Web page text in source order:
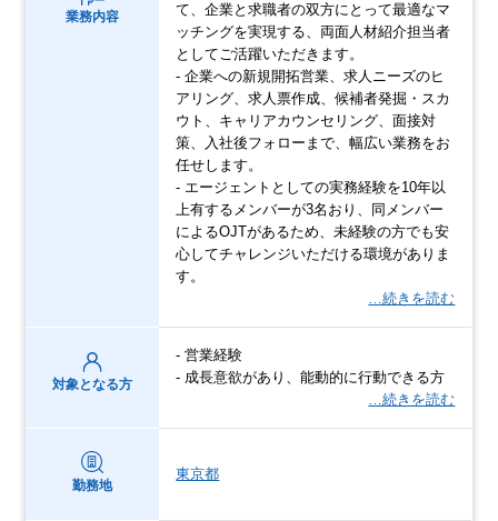
業務内容
て、企業と求職者の双方にとって最適なマ
ッチングを実現する、両面人材紹介担当者
としてご活躍いただきます。
- 企業への新規開拓営業、求人ニーズのヒ
アリング、求人票作成、候補者発掘・スカ
ウト、キャリアカウンセリング、面接対
策、入社後フォローまで、幅広い業務をお
任せします。
- エージェントとしての実務経験を10年以
上有するメンバーが3名おり、同メンバー
によるOJTがあるため、未経験の方でも安
心してチャレンジいただける環境がありま
す。
…続きを読む
対象となる方
- 営業経験
- 成長意欲があり、能動的に行動できる方
…続きを読む
勤務地
東京都